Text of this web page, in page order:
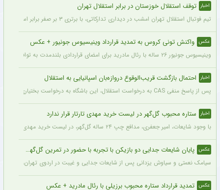
اخبار توقف استقلال خوزستان در برابر استقلال تهران
تیم فوتبال استقلال تهران امشب در دیداری تدارکاتی، با برتری ۳ بر صفر برابر استقلال خوزستان، با دبل سعید سحرخیزان و گل یاسر آسانی پیروز شد.
عکس واکنش تونی کروس به تمدید قرارداد وینیسیوس جونیور + عکس
وینیسیوس جونیور ۲۶ ساله با رئال مادرید برای امضای قراردادی بلندمدت به توافق رسید که او را تا سال ۲۰۳۲ در سانتیاگو برنابئو نگه خواهد داشت و به شایعات درباره احتمال جدایی‌اش از این باشگاه پایان می‌دهد.
اخبار احتمال بازگشت قریب‌الوقوع دروازه‌بان اسپانیایی به استقلال
پس از پاسخ منفی CAS به درخواست استقلال، این باشگاه به درخواست بختیاری‌زاده قصد دارد قرارداد آنتونیو آدان، دروازه‌بان اسپانیایی فصل گذشته، را تمدید کند.
اخبار ستاره محبوب گل‌گهر در لیست خرید مهدی تارتار قرار ندارد
با وجود شایعات، امیر جعفری، مدافع چپ ۲۴ ساله گل‌گهر، در لیست خرید مهدی تارتار قرار ندارد.
عکس پایان شایعات جدایی دو بازیکن با تجربه با حضور در تمرین گل‌گهر + عکس
سیامک نعمتی و سیاوش یزدانی پس از شایعات جدایی و غیبت در اردوی تهران، دیروز
عکس تمدید قرارداد ستاره محبوب برزیلی با رئال مادرید + عکس